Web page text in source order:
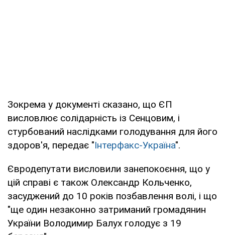
Зокрема у документі сказано, що ЄП
висловлює солідарність із Сенцовим, і
стурбований наслідками голодування для його
здоров'я, передає "Інтерфакс-Україна".
Євродепутати висловили занепокоєння, що у
цій справі є також Олександр Кольченко,
засуджений до 10 років позбавлення волі, і що
"ще один незаконно затриманий громадянин
України Володимир Балух голодує з 19